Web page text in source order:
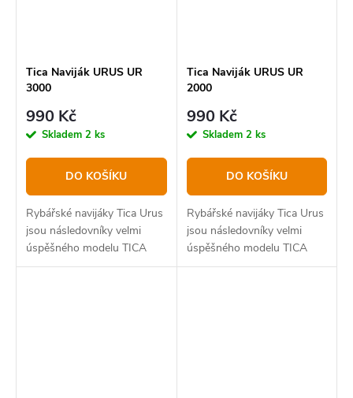
Tica Naviják URUS UR
3000
990 Kč
Skladem 2 ks
DO KOŠÍKU
Rybářské navijáky Tica Urus
jsou následovníky velmi
úspěšného modelu TICA
GAA určené pro mořský i
Tica Naviják URUS UR
2000
990 Kč
Skladem 2 ks
DO KOŠÍKU
Rybářské navijáky Tica Urus
jsou následovníky velmi
úspěšného modelu TICA
GAA určené pro mořský i